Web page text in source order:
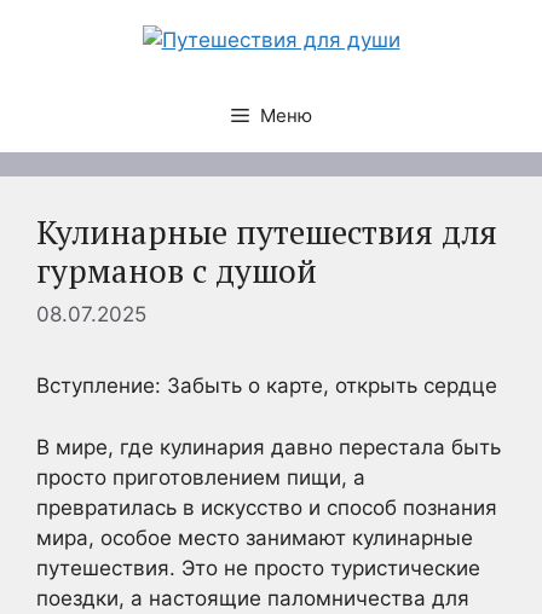
Меню
Кулинарные путешествия для
гурманов с душой
08.07.2025
Вступление: Забыть о карте, открыть сердце
В мире, где кулинария давно перестала быть
просто приготовлением пищи, а
превратилась в искусство и способ познания
мира, особое место занимают кулинарные
путешествия. Это не просто туристические
поездки, а настоящие паломничества для